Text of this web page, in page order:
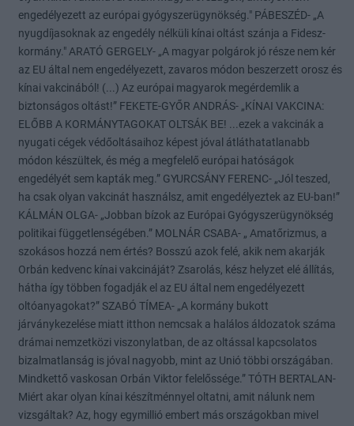
engedélyezett az európai gyógyszerügynökség." PÁBESZÉD- „A
nyugdíjasoknak az engedély nélküli kínai oltást szánja a Fidesz-
kormány." ARATÓ GERGELY- „A magyar polgárok jó része nem kér
az EU által nem engedélyezett, zavaros módon beszerzett orosz és
kínai vakcinából! (...) Az európai magyarok megérdemlik a
biztonságos oltást!” FEKETE-GYŐR ANDRÁS- „KÍNAI VAKCINA:
ELŐBB A KORMÁNYTAGOKAT OLTSÁK BE! ...ezek a vakcinák a
nyugati cégek védőoltásaihoz képest jóval átláthatatlanabb
módon készültek, és még a megfelelő európai hatóságok
engedélyét sem kapták meg.” GYURCSÁNY FERENC- „Jól teszed,
ha csak olyan vakcinát használsz, amit engedélyeztek az EU-ban!”
KÁLMÁN OLGA- „Jobban bízok az Európai Gyógyszerügynökség
politikai függetlenségében.” MOLNÁR CSABA- „ Amatőrizmus, a
szokásos hozzá nem értés? Bosszú azok felé, akik nem akarják
Orbán kedvenc kínai vakcináját? Zsarolás, kész helyzet elé állítás,
hátha így többen fogadják el az EU által nem engedélyezett
oltóanyagokat?” SZABÓ TÍMEA- „A kormány bukott
járványkezelése miatt itthon nemcsak a halálos áldozatok száma
drámai nemzetközi viszonylatban, de az oltással kapcsolatos
bizalmatlanság is jóval nagyobb, mint az Unió többi országában.
Mindkettő vaskosan Orbán Viktor felelőssége.” TÓTH BERTALAN-
Miért akar olyan kínai készítménnyel oltatni, amit nálunk nem
vizsgáltak? Az, hogy egymillió embert más országokban mivel